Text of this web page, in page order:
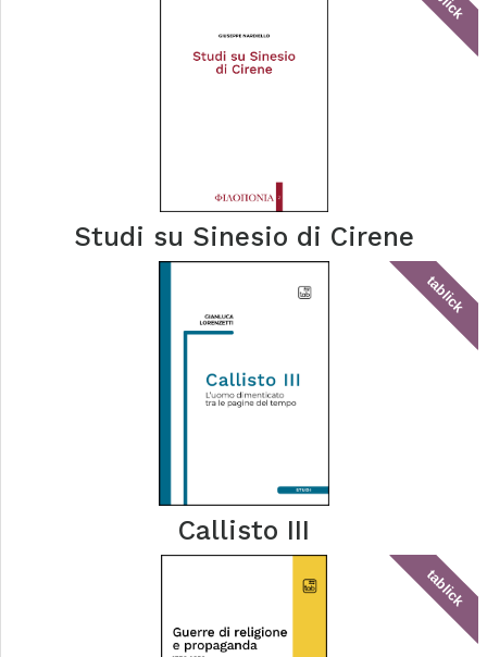
Studi su Sinesio di Cirene
tablick
Callisto III
tablick